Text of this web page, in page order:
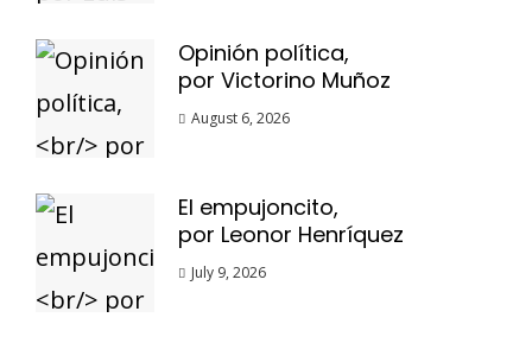
Opinión política,
por Victorino Muñoz
August 6, 2026
El empujoncito,
por Leonor Henríquez
July 9, 2026